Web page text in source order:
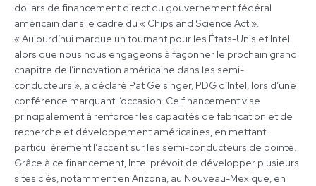
dollars de financement direct du gouvernement fédéral
américain dans le cadre du « Chips and Science Act ».
« Aujourd’hui marque un tournant pour les États-Unis et Intel
alors que nous nous engageons à façonner le prochain grand
chapitre de l’innovation américaine dans les semi-
conducteurs », a déclaré Pat Gelsinger, PDG d’Intel, lors d’une
conférence marquant l’occasion. Ce financement vise
principalement à renforcer les capacités de fabrication et de
recherche et développement américaines, en mettant
particulièrement l’accent sur les semi-conducteurs de pointe.
Grâce à ce financement, Intel prévoit de développer plusieurs
sites clés, notamment en Arizona, au Nouveau-Mexique, en